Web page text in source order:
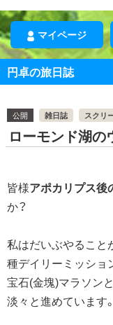
マイページ
円卓の旅日誌
公開
雑日誌 スクリ
ローモンド湖の
皆様アポカリプス後
か？
私はだいぶやること
種デイリーミッショ
宝石(金塊)マラソン
淡々と進めています。